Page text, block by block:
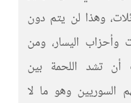
وهذا لن يتم دون
وأحزاب اليسار، ومن
أن تشد اللحمة بين
السوريين وهو ما لا